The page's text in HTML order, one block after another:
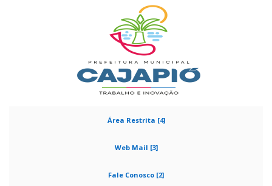
Área Restrita [4]
Web Mail [3]
Fale Conosco [2]